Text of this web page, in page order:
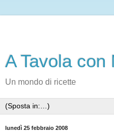
A Tavola con
Un mondo di ricette
lunedì 25 febbraio 2008